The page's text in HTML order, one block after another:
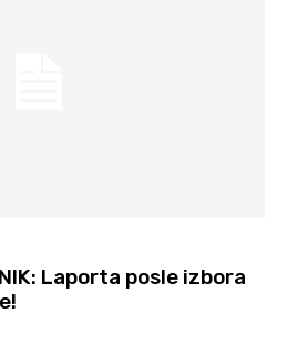
Laporta posle izbora